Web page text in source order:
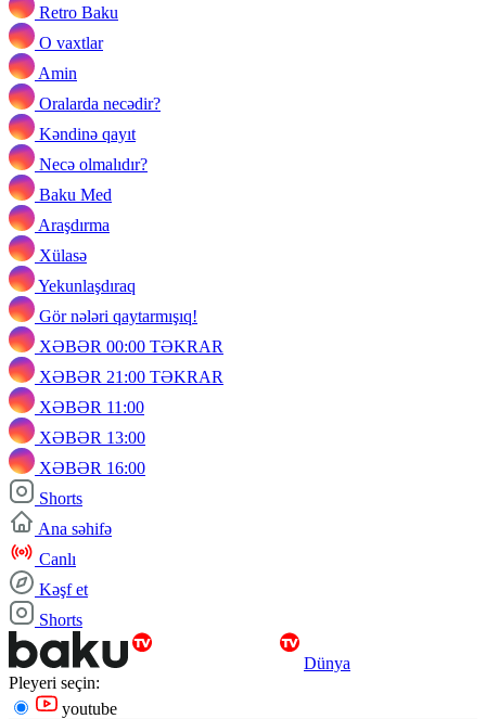
Retro Baku
O vaxtlar
Amin
Oralarda necədir?
Kəndinə qayıt
Necə olmalıdır?
Baku Med
Araşdırma
Xülasə
Yekunlaşdıraq
Gör nələri qaytarmışıq!
XƏBƏR 00:00 TƏKRAR
XƏBƏR 21:00 TƏKRAR
XƏBƏR 11:00
XƏBƏR 13:00
XƏBƏR 16:00
Shorts
Ana səhifə
Canlı
Kəşf et
Shorts
Dünya
Pleyeri seçin:
youtube